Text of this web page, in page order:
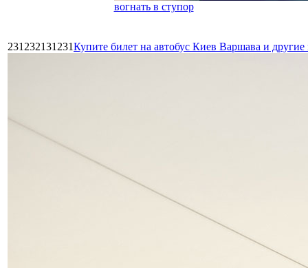
вогнать в ступор
231232131231Купите билет на автобус Киев Варшава и